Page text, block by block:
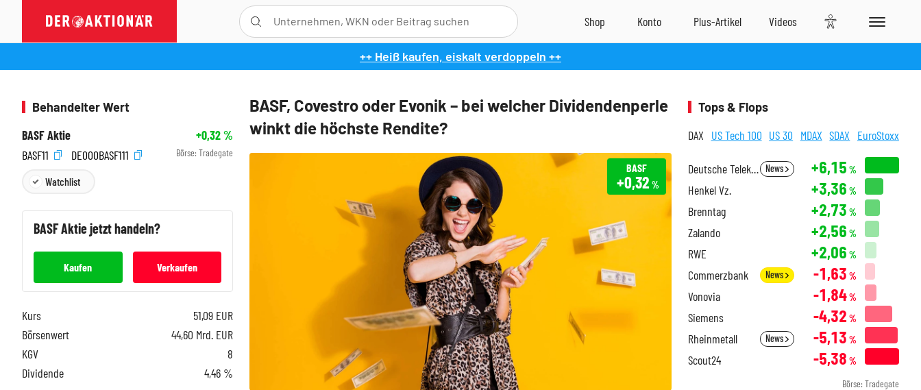
++ Heiß kaufen, eiskalt verdoppeln ++
BASF, Covestro oder Evonik – bei welcher Dividendenperle
winkt die höchste Rendite?
BASF
+0,32%
Behandelter Wert
BASF Aktie
+0,32%
BASF11
DE000BASF111 Börse: Tradegate
Watchlist
BASFAktie jetzt handeln?
Kaufen Verkaufen
Kurs 51,09 EUR
Börsenwert
44,60 Mrd. EUR
KGV
8
Dividende
4,46 %
Tops & Flops
DAX US Tech 100 US 30 MDAX SDAX EuroStoxx
Deutsche Telekom News +6,15 %
Henkel Vz. +3,36 %
Brenntag +2,73 %
Zalando +2,56 %
RWE +2,06 %
Commerzbank News -1,63 %
Vonovia -1,84%
Siemens -4,32 %
Rheinmetall News -5,13 %
Scout24 -5,38 %
Börse: Tradegate